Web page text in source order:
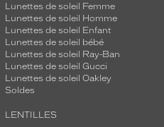
Lunettes de soleil Femme
Lunettes de soleil Homme
Lunettes de soleil Enfant
Lunettes de soleil bébé
Lunettes de soleil Ray-Ban
Lunettes de soleil Gucci
Lunettes de soleil Oakley
Soldes
LENTILLES